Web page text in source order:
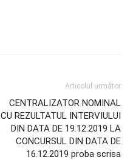
Articolul următor
CENTRALIZATOR NOMINAL
CU REZULTATUL INTERVIULUI
DIN DATA DE 19.12.2019 LA
CONCURSUL DIN DATA DE
16.12.2019 proba scrisa